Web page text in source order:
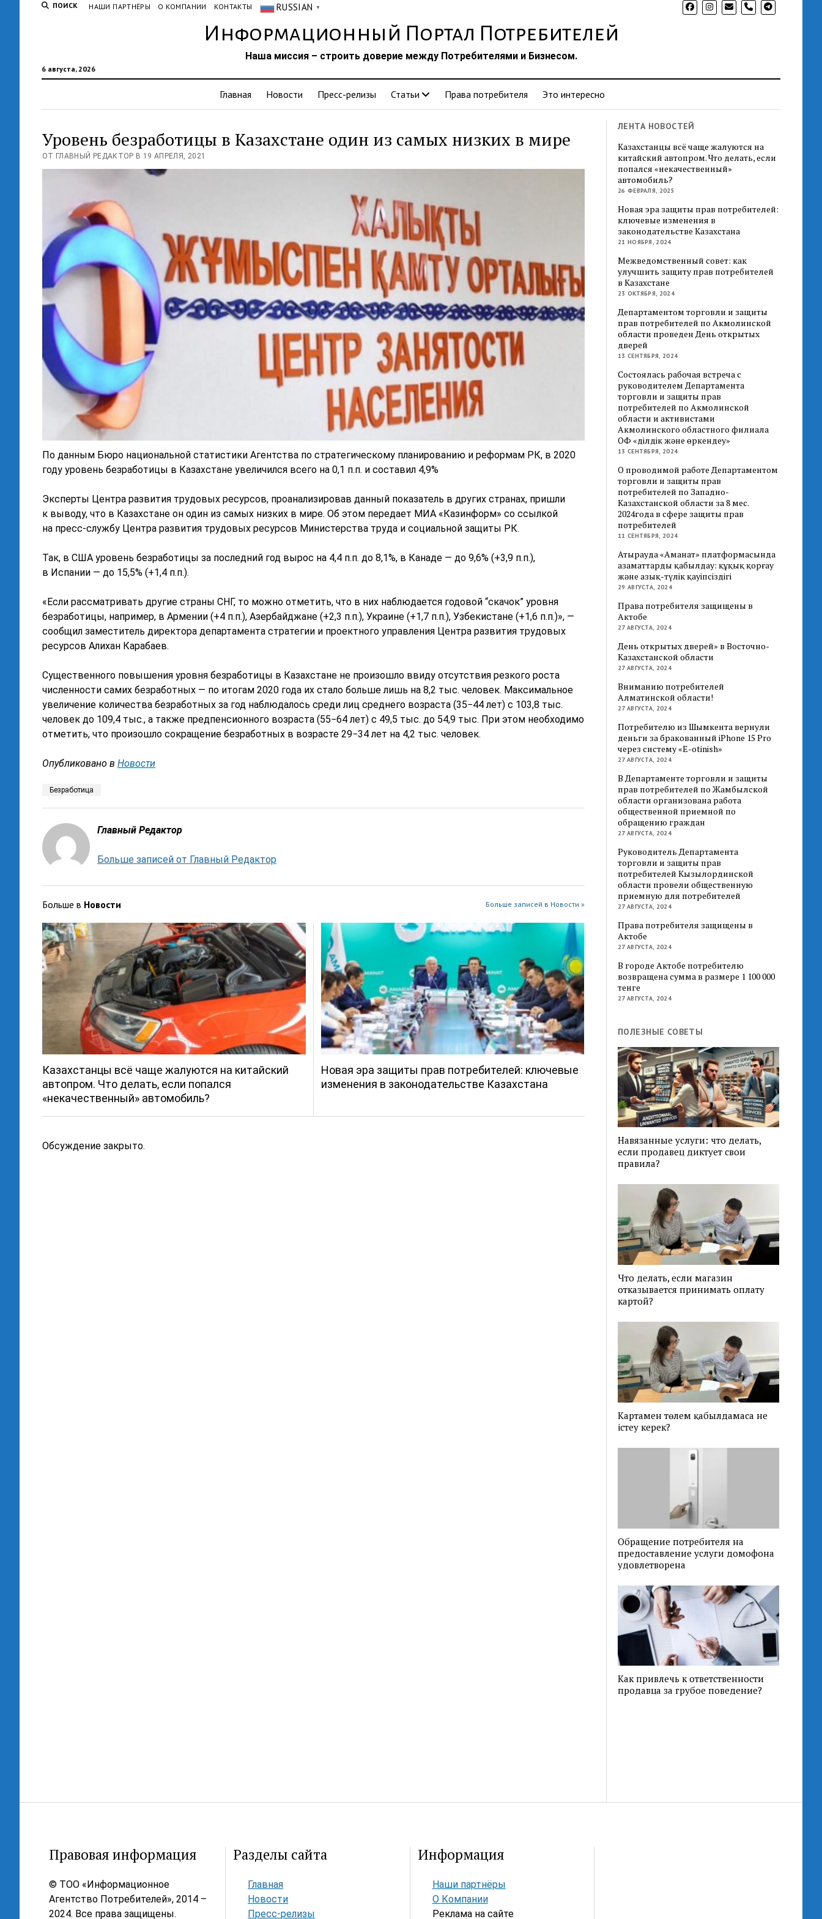
ПОИСК НАШИ ПАРТНЁРЫ О КОМПАНИИ КОНТАКТЫ RUSSIAN ▼ phone
Информационный Портал Потребителей
6 августа, 2026
Наша миссия – строить доверие между Потребителями и Бизнесом.
Главная Новости Пресс-релизы Статьи Права потребителя Это интересно
Уровень безработицы в Казахстане один из самых низких в мире
ОТ ГЛАВНЫЙ РЕДАКТОР В 19 АПРЕЛЯ, 2021
По данным Бюро национальной статистики Агентства по стратегическому планированию и реформам РК, в 2020
году уровень безработицы в Казахстане увеличился всего на 0,1 п.п. и составил 4,9%
Эксперты Центра развития трудовых ресурсов, проанализировав данный показатель в других странах, пришли
к выводу, что в Казахстане он один из самых низких в мире. Об этом передает МИА «Казинформ» со ссылкой
на пресс-службу Центра развития трудовых ресурсов Министерства труда и социальной защиты РК.
Так, в США уровень безработицы за последний год вырос на 4,4 п.п. до 8,1%, в Канаде — до 9,6% (+3,9 п.п.),
в Испании — до 15,5% (+1,4 п.п.).
«Если рассматривать другие страны СНГ, то можно отметить, что в них наблюдается годовой “скачок” уровня
безработицы, например, в Армении (+4 п.п.), Азербайджане (+2,3 п.п.), Украине (+1,7 п.п.), Узбекистане (+1,6 п.п.)», —
сообщил заместитель директора департамента стратегии и проектного управления Центра развития трудовых
ресурсов Алихан Карабаев.
Существенного повышения уровня безработицы в Казахстане не произошло ввиду отсутствия резкого роста
численности самих безработных — по итогам 2020 года их стало больше лишь на 8,2 тыс. человек. Максимальное
увеличение количества безработных за год наблюдалось среди лиц среднего возраста (35−44 лет) с 103,8 тыс.
человек до 109,4 тыс., а также предпенсионного возраста (55−64 лет) с 49,5 тыс. до 54,9 тыс. При этом необходимо
отметить, что произошло сокращение безработных в возрасте 29−34 лет на 4,2 тыс. человек.
Опубликовано в Новости
Безработица
Главный Редактор
Больше записей от Главный Редактор
Больше в Новости Больше записей в Новости »
Казахстанцы всё чаще жалуются на китайский
автопром. Что делать, если попался
«некачественный» автомобиль?
Новая эра защиты прав потребителей: ключевые
изменения в законодательстве Казахстана
Обсуждение закрыто.
ЛЕНТА НОВОСТЕЙ
Казахстанцы всё чаще жалуются на
китайский автопром. Что делать, если
попался «некачественный»
автомобиль?
26 ФЕВРАЛЯ, 2025
Новая эра защиты прав потребителей:
ключевые изменения в
законодательстве Казахстана
21 НОЯБРЯ, 2024
Межведомственный совет: как
улучшить защиту прав потребителей
в Казахстане
23 ОКТЯБРЯ, 2024
Департаментом торговли и защиты
прав потребителей по Акмолинской
области проведен День открытых
дверей
13 СЕНТЯБРЯ, 2024
Состоялась рабочая встреча с
руководителем Департамента
торговли и защиты прав
потребителей по Акмолинской
области и активистами
Акмолинского областного филиала
ОФ «Әділдік және өркендеу»
13 СЕНТЯБРЯ, 2024
О проводимой работе Департаментом
торговли и защиты прав
потребителей по Западно-
Казахстанской области за 8 мес.
2024года в сфере защиты прав
потребителей
11 СЕНТЯБРЯ, 2024
Атырауда «Аманат» платформасында
азаматтарды қабылдау: құқық қорғау
және азық-түлік қауіпсіздігі
29 АВГУСТА, 2024
Права потребителя защищены в
Актобе
27 АВГУСТА, 2024
День открытых дверей» в Восточно-
Казахстанской области
27 АВГУСТА, 2024
Вниманию потребителей
Алматинской области!
27 АВГУСТА, 2024
Потребителю из Шымкента вернули
деньги за бракованный iPhone 15 Pro
через систему «E-otinish»
27 АВГУСТА, 2024
В Департаменте торговли и защиты
прав потребителей по Жамбылской
области организована работа
общественной приемной по
обращению граждан
27 АВГУСТА, 2024
Руководитель Департамента
торговли и защиты прав
потребителей Кызылординской
области провели общественную
приемную для потребителей
27 АВГУСТА, 2024
Права потребителя защищены в
Актобе
27 АВГУСТА, 2024
В городе Актобе потребителю
возвращена сумма в размере 1 100 000
тенге
27 АВГУСТА, 2024
ПОЛЕЗНЫЕ СОВЕТЫ
Навязанные услуги: что делать,
если продавец диктует свои
правила?
Что делать, если магазин
отказывается принимать оплату
картой?
Картамен төлем қабылдамаса не
істеу керек?
Обращение потребителя на
предоставление услуги домофона
удовлетворена
Как привлечь к ответственности
продавца за грубое поведение?
Правовая информация
© ТОО «Информационное
Агентство Потребителей», 2014 –
2024. Все права защищены.
Разделы сайта
Главная
Новости
Пресс-релизы
Информация
Наши партнёры
О Компании
Реклама на сайте